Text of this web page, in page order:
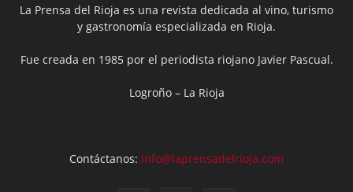
La Prensa del Rioja es una revista dedicada al vino, turismo
y gastronomía especializada en Rioja.
Fue creada en 1985 por el periodista riojano Javier Pascual.
Logroño – La Rioja
Contáctanos: info@laprensadelrioja.com